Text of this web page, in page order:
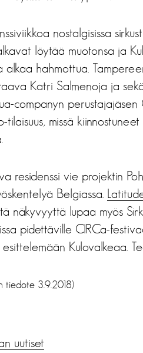
nostalgisissa
löytää muotonsa ja
alkaa hahmottua.
Katri Salmenoja ja
companyn perustajajäsen
missä
residenssi vie projektin
Belgiassa.
näkyvyyttä lupaa myös
pidettäville CIRCa-
Kulovalkeaa.
tiedote 3.9.2018)
uutiset